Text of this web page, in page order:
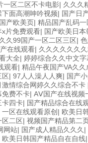
一区二区不卡电影| 久久久
下面高潮呻吟视频| 国产日
国产欧美页| 精品国产乱码
x片免费观看| 国产欧美日
久久99国产一区二区三区|
在线观看| 久久久久久久
大全| 婷婷综合久久中文字
观看| 精品午夜国产VA久久
区| 97人人澡人人爽| 国产
激情综合网婷久久综合不卡
免费不卡| AⅤ国产在线视频
卡四卡| 国产精品综合在线
一区在线观看原创 | 欧美日
区二区| 视频国产精品第二
网站| 国产成人精品久久久 |
欧美日韩国产精品自在自线|